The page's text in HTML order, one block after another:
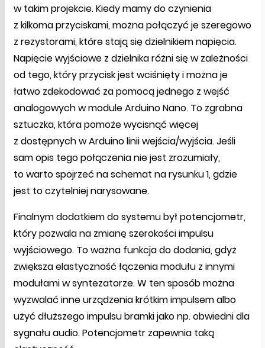
w takim projekcie. Kiedy mamy do czynienia
z kilkoma przyciskami, można połączyć je szeregowo
z rezystorami, które stają się dzielnikiem napięcia.
Napięcie wyjściowe z dzielnika różni się w zależności
od tego, który przycisk jest wciśnięty i można je
łatwo zdekodować za pomocą jednego z wejść
analogowych w module Arduino Nano. To zgrabna
sztuczka, która pomoże wycisnąć więcej
z dostępnych w Arduino linii wejścia/wyjścia. Jeśli
sam opis tego połączenia nie jest zrozumiały,
to warto spojrzeć na schemat na rysunku 1, gdzie
jest to czytelniej narysowane.
Finalnym dodatkiem do systemu był potencjometr,
który pozwala na zmianę szerokości impulsu
wyjściowego. To ważna funkcja do dodania, gdyż
zwiększa elastyczność łączenia modułu z innymi
modułami w syntezatorze. W ten sposób można
wyzwalać inne urządzenia krótkim impulsem albo
użyć dłuższego impulsu bramki jako np. obwiedni dla
sygnału audio. Potencjometr zapewnia taką